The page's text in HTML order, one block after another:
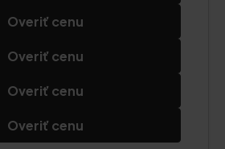
Overiť cenu
Overiť cenu
Overiť cenu
Overiť cenu